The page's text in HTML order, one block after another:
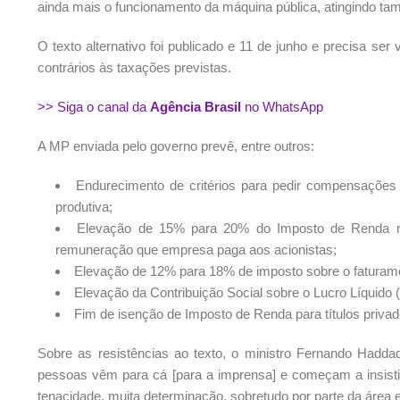
ainda mais o funcionamento da máquina pública, atingindo
O texto alternativo foi publicado e 11 de junho e precisa
contrários às taxações previstas.
>> Siga o canal da Agência Brasil no WhatsApp
A MP enviada pelo governo prevê, entre outros:
Endurecimento de critérios para pedir
produtiva;
Elevação de 15% para 20% do Imposto de
remuneração que empresa paga aos acionistas;
Elevação de 12% para 18% de imposto sobre o
Elevação da Contribuição Social sobre o Lucro
Fim de isenção de Imposto de Renda para títulos
Sobre as resistências ao texto, o ministro Fernando
pessoas vêm para cá [para a imprensa] e começam a
tenacidade, muita determinação, sobretudo por parte da área